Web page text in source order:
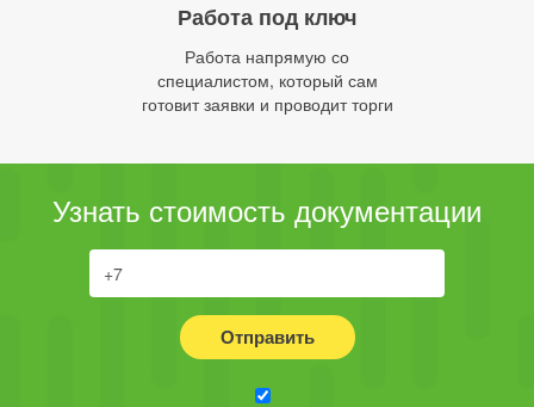
Работа под ключ
Работа напрямую со
специалистом, который сам
готовит заявки и проводит торги
Узнать стоимость документации
Отправить